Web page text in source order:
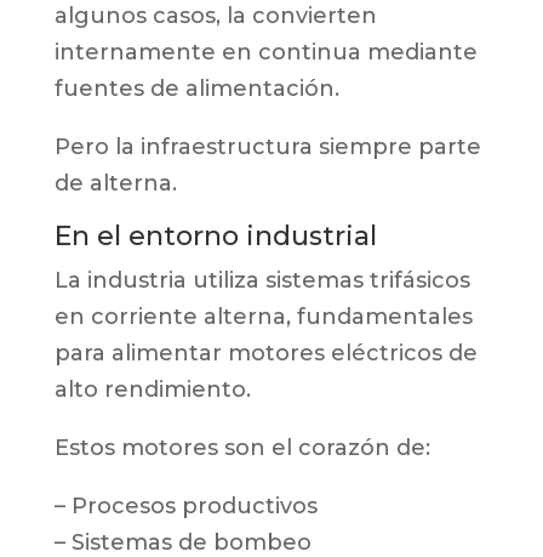
algunos casos, la convierten
internamente en continua mediante
fuentes de alimentación.
Pero la infraestructura siempre parte
de alterna.
En el entorno industrial
La industria utiliza sistemas trifásicos
en corriente alterna, fundamentales
para alimentar motores eléctricos de
alto rendimiento.
Estos motores son el corazón de:
– Procesos productivos
– Sistemas de bombeo